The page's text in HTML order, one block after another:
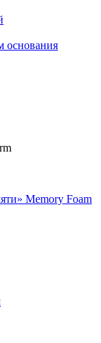
основания
Memory Foam